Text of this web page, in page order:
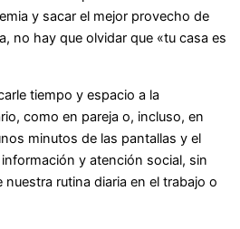
y sacar el mejor provecho de
no hay que olvidar que «tu casa es
tiempo y espacio a la
como en pareja o, incluso, en
minutos de las pantallas y el
y atención social, sin
rutina diaria en el trabajo o